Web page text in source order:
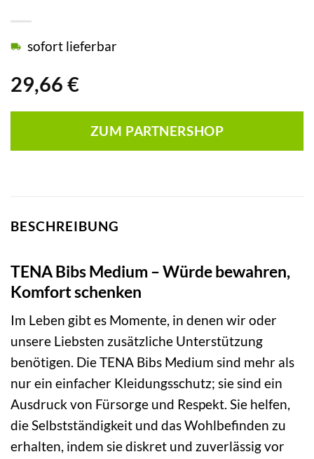
29,66 €
sofort lieferbar
ZUM PARTNERSHOP
BESCHREIBUNG
TENA Bibs Medium – Würde bewahren,
Komfort schenken
Im Leben gibt es Momente, in denen wir oder
unsere Liebsten zusätzliche Unterstützung
benötigen. Die TENA Bibs Medium sind mehr als
nur ein einfacher Kleidungsschutz; sie sind ein
Ausdruck von Fürsorge und Respekt. Sie helfen,
die Selbstständigkeit und das Wohlbefinden zu
erhalten, indem sie diskret und zuverlässig vor